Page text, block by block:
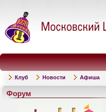
Клуб Новости Афиша
Форум